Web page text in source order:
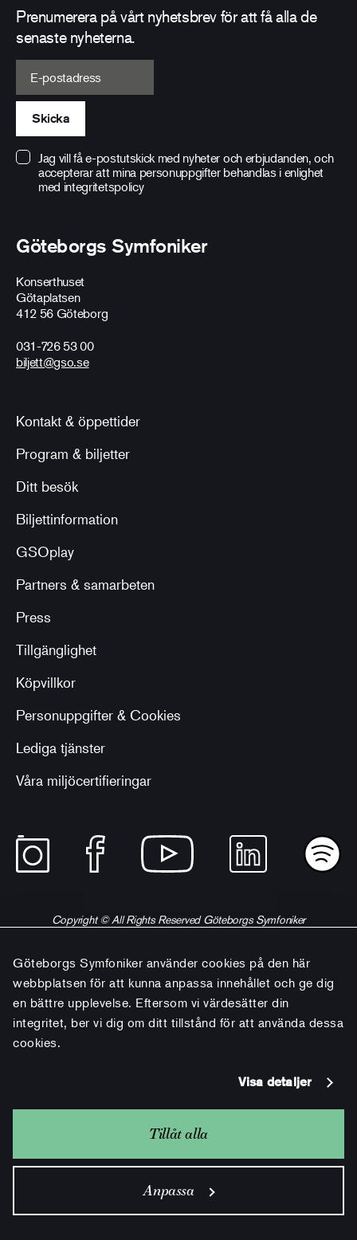
Göteborgs Symfoniker använder cookies på den här
webbplatsen för att kunna anpassa innehållet och ge dig
en bättre upplevelse. Eftersom vi värdesätter din
integritet, ber vi dig om ditt tillstånd för att använda dessa
cookies.
Visa detaljer
Tillåt alla
Anpassa
Göteborgs Symfoniker
Konserthuset
Götaplatsen
412 56 Göteborg
031-726 53 00
biljett@gso.se
Kontakt & öppettider
Program & biljetter
Ditt besök
Biljettinformation
GSOplay
Partners & samarbeten
Press
Tillgänglighet
Köpvillkor
Personuppgifter & Cookies
Lediga tjänster
Våra miljöcertifieringar
Prenumerera på vårt nyhetsbrev för att få alla de
senaste nyheterna.
E-postadress
Skicka
Jag vill få e-postutskick med nyheter och erbjudanden, och
accepterar att mina personuppgifter behandlas i enlighet
med integritetspolicy
Copyright © All Rights Reserved Göteborgs Symfoniker